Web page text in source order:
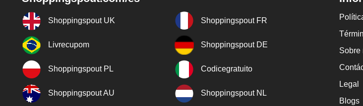
Shoppingspout UK Shoppingspout FR
Livrecupom Shoppingspout DE
Shoppingspout PL Codicegratuito
Shoppingspout AU Shoppingspout NL
Sobre
Legal
Blogs